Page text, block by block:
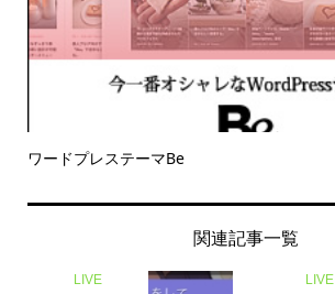
ワードプレステーマBe
関連記事一覧
LIVE LIVE